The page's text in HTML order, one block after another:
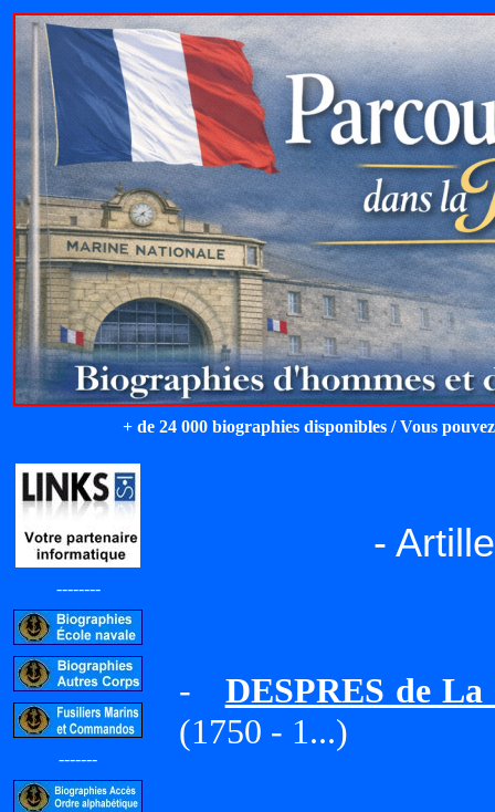
+ de 24 000 biographies disponibles / Vous
--------
-------
-
- DESPRES de
(1750 - 1...)